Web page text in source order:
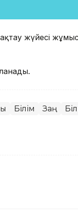
жүйесі жұмыс
Білім Заң